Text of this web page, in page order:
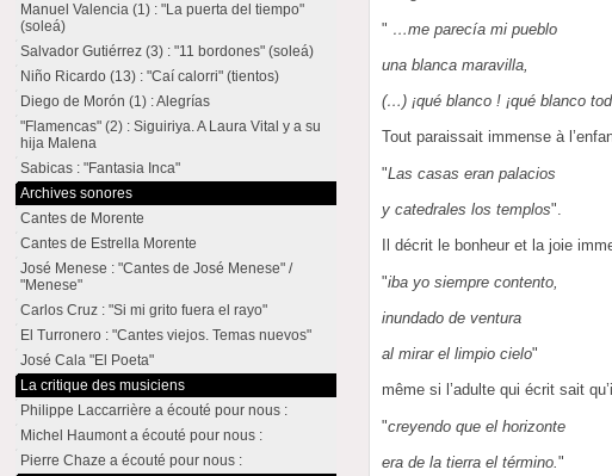
" …me parecía mi pueblo
una blanca maravilla,
(…) ¡qué blanco ! ¡qué blanco
Tout paraissait immense à
"Las casas eran palacios
y catedrales los templos".
Il décrit le bonheur et la joie
"iba yo siempre contento,
inundado de ventura
al mirar el limpio cielo"
même si l’adulte qui écrit sait
"creyendo que el horizonte
era de la tierra el término."
Manuel Valencia (1) : "La puerta del tiempo"
(soleá)
Salvador Gutiérrez (3) : "11 bordones" (soleá)
Niño Ricardo (13) : "Caí calorri" (tientos)
Diego de Morón (1) : Alegrías
"Flamencas" (2) : Siguiriya. A Laura Vital y a su
hija Malena
Sabicas : "Fantasia Inca"
Archives sonores
Cantes de Morente
Cantes de Estrella Morente
José Menese : "Cantes de José Menese" /
"Menese"
Carlos Cruz : "Si mi grito fuera el rayo"
El Turronero : "Cantes viejos. Temas nuevos"
José Cala "El Poeta"
La critique des musiciens
Philippe Laccarrière a écouté pour nous :
Michel Haumont a écouté pour nous :
Pierre Chaze a écouté pour nous :